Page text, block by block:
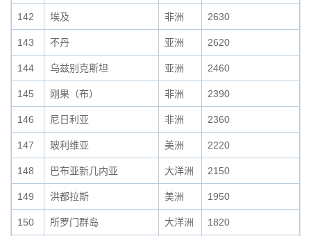
142 埃及 非洲 2630
143 不丹 亚洲 2620
144 乌兹别克斯坦 亚洲 2460
145 刚果（布） 非洲 2390
146 尼日利亚 非洲 2360
147 玻利维亚 美洲 2220
148 巴布亚新几内亚 大洋洲 2150
149 洪都拉斯 美洲 1950
150 所罗门群岛 大洋洲 1820